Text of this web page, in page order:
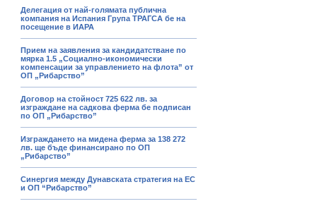
Делегация от най-голямата публична
компания на Испания Група ТРАГСА бе на
посещение в ИАРА
Прием на заявления за кандидатстване по
мярка 1.5 „Социално-икономически
компенсации за управлението на флота” от
ОП „Рибарство”
Договор на стойност 725 622 лв. за
изграждане на садкова ферма бе подписан
по ОП „Рибарство”
Изграждането на мидена ферма за 138 272
лв. ще бъде финансирано по ОП
„Рибарство”
Синергия между Дунавската стратегия на ЕС
и ОП “Рибарство”